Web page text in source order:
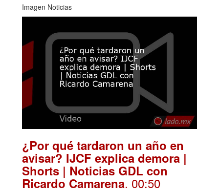
Imagen Noticias
¿Por qué tardaron un año en
avisar? IJCF explica demora |
Shorts | Noticias GDL con
Ricardo Camarena. 00:50